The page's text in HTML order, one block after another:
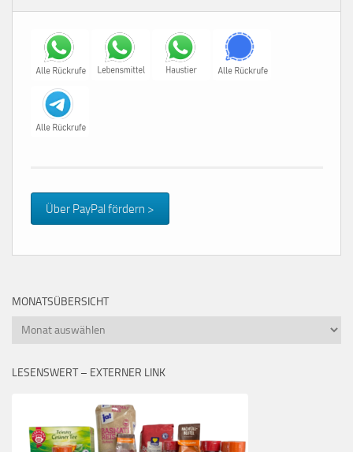
Über PayPal fördern >
MONATSÜBERSICHT
Monatsübersicht
LESENSWERT – EXTERNER LINK